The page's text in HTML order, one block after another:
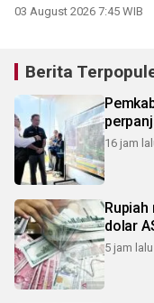
03 August 2026 7:45 WIB
Berita
16 jam
dolar
5 jam lalu